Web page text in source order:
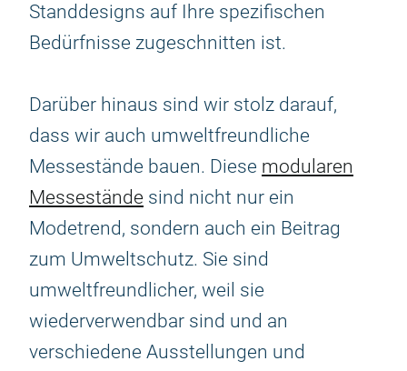
Standdesigns auf Ihre spezifischen
Bedürfnisse zugeschnitten ist.
Darüber hinaus sind wir stolz darauf,
dass wir auch umweltfreundliche
Messestände bauen. Diese modularen
Messestände sind nicht nur ein
Modetrend, sondern auch ein Beitrag
zum Umweltschutz. Sie sind
umweltfreundlicher, weil sie
wiederverwendbar sind und an
verschiedene Ausstellungen und